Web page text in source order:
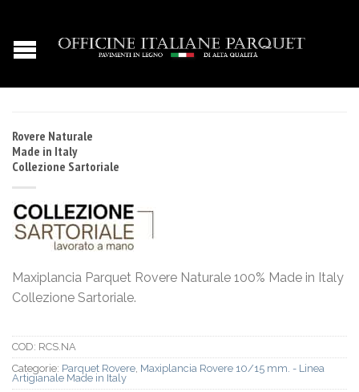
Rovere Naturale
Made in Italy
Collezione Sartoriale
Maxiplancia Parquet Rovere Naturale 100% Made in Italy
Collezione Sartoriale.
COD: RCS.NA
Categorie: Parquet Rovere, Maxiplancia Rovere 10/15 mm. - Linea
Artigianale Made in Italy